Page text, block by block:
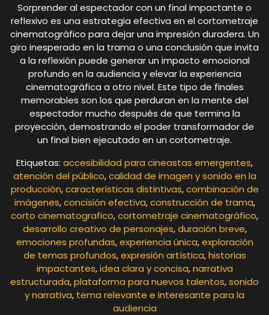
Sorprender al espectador con un final impactante o
reflexivo es una estrategia efectiva en el cortometraje
cinematográfico para dejar una impresión duradera. Un
giro inesperado en la trama o una conclusión que invita
a la reflexión puede generar un impacto emocional
profundo en la audiencia y elevar la experiencia
cinematográfica a otro nivel. Este tipo de finales
memorables son los que perduran en la mente del
espectador mucho después de que termina la
proyección, demostrando el poder transformador de
un final bien ejecutado en un cortometraje.
Etiquetas: accesibilidad para cineastas emergentes,
atención del público,calidad de imagen y sonido en la
producción,características distintivas,combinación de
imágenes,concisión efectiva,construcción de trama,
corto cinematografico,cortometraje cinematográfico,
desarrollo creativo de personajes,duración breve,
emociones profundas,experiencia única,exploración
de temas profundos,expresión artística,historias
impactantes,idea clara y concisa,narrativa
estructurada,plataforma para nuevos talentos,sonido
y narrativa, tema relevante e interesante para la
audiencia